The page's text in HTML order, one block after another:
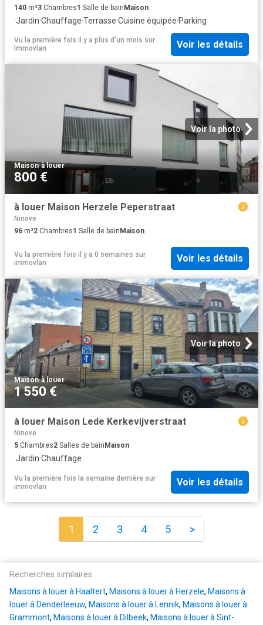
140 m²3 Chambres1 Salle de bainMaison
·Jardin·Chauffage·Terrasse·Cuisine équipée·Parking
Vu la première fois il y a plus d'un mois sur
Immovlan
Voir les détails
Voir la photo
Maison·à louer
800 €
à louer Maison Herzele Peperstraat
Ninove
96 m²2 Chambres1 Salle de bain Maison
Vu la première fois il y a 0 semaines sur
immovlan
Voir les détails
Voir la photo
Maison·à louer
1 550 €
à louer Maison Lede Kerkevijverstraat
Ninove
5 Chambres2 Salles de bainMaison
·Jardin·Chauffage
Vu la première fois la semaine dernière sur
immovlan
Voir les détails
1 2 3 4 5 >
Recherches similaires
Maisons à louer à Haaltert, Maisons à louer à Herzele, Maisons à
louer à Denderleeuw, Maisons à louer à Lennik, Maisons à louer à
Grammont, Maisons à louer à Dilbeek, Maisons à louer à Sint-